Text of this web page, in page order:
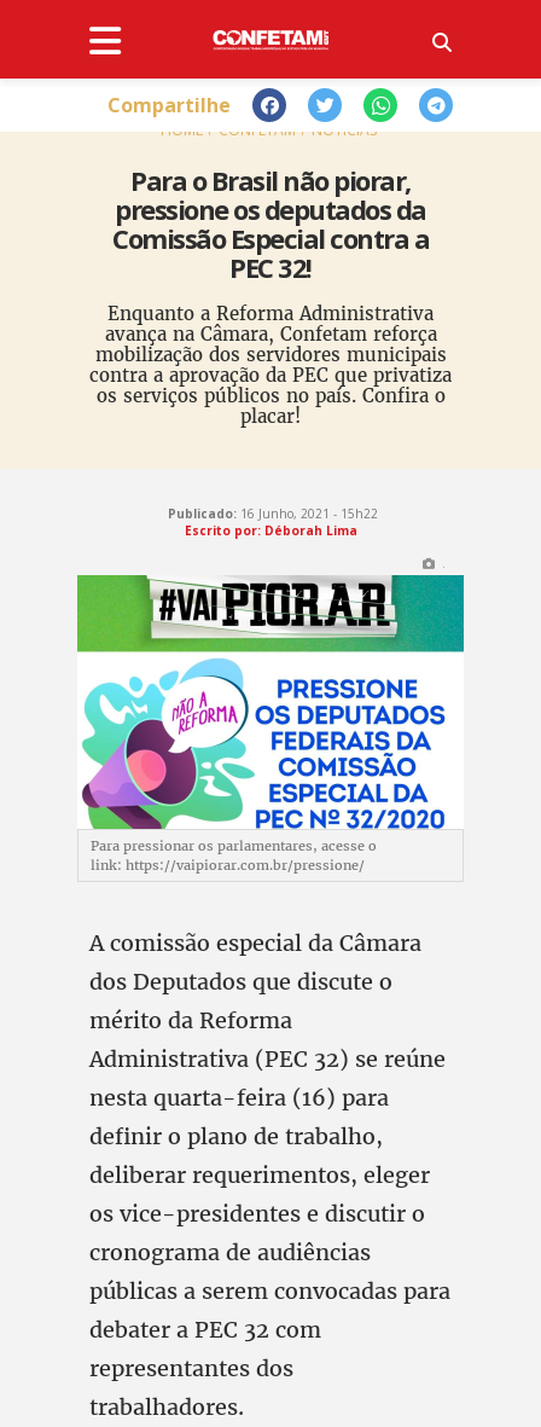
HOME CONFETAM NOTÍCIAS
Para o Brasil não piorar,
pressione os deputados da
Comissão Especial contra a
PEC 32!
Enquanto a Reforma Administrativa
avança na Câmara, Confetam reforça
mobilização dos servidores municipais
contra a aprovação da PEC que privatiza
os serviços públicos no país. Confira o
placar!
Compartilhe
Publicado:16 Junho, 2021 - 15h22
Escrito por: Déborah Lima
.
Para pressionar os parlamentares, acesse o
link: https://vaipiorar.com.br/pressione/
A comissão especial da Câmara
dos Deputados que discute o
mérito da Reforma
Administrativa (PEC 32) se reúne
nesta quarta-feira (16) para
definir o plano de trabalho,
deliberar requerimentos, eleger
os vice-presidentes e discutir o
cronograma de audiências
públicas a serem convocadas para
debater a PEC 32 com
representantes dos
trabalhadores.